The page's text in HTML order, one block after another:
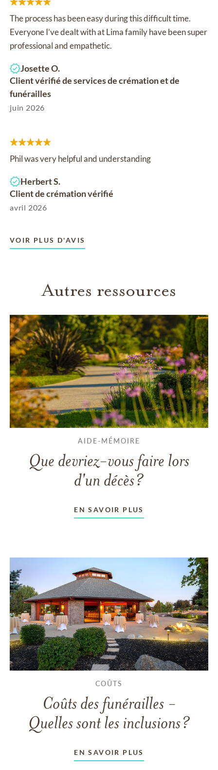
The process has been easy during this difficult time.
Everyone I’ve dealt with at Lima family have been super
professional and empathetic.
Josette O.
Client vérifié de services de crémation et de
funérailles
juin 2026
Phil was very helpful and understanding
Herbert S.
Client de crémation vérifié
avril 2026
VOIR PLUS D'AVIS
Autres ressources
AIDE-MÉMOIRE
Que devriez-vous faire lors
d'un décès?
EN SAVOIR PLUS
COÛTS
Coûts des funérailles -
Quelles sont les inclusions?
EN SAVOIR PLUS